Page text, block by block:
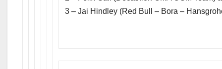
3 – Jai Hindley (Red Bull – Bora –